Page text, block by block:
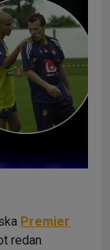
Premier
redan